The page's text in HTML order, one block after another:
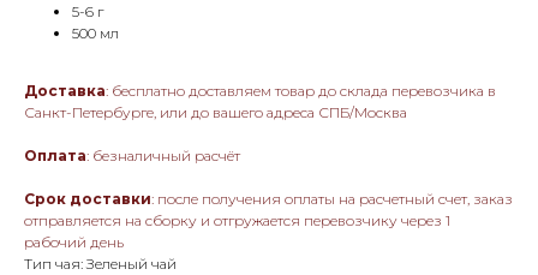
5-6 г
500 мл
Доставка: бесплатно доставляем товар до склада перевозчика в
Санкт-Петербурге, или до вашего адреса СПБ/Москва
Оплата: безналичный расчёт
Срок доставки: после получения оплаты на расчетный счет, заказ
отправляется на сборку и отгружается перевозчику через 1
рабочий день
Тип чая: Зеленый чай